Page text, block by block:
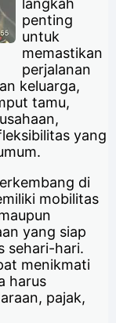
langkah
penting
untuk
memastikan
perjalanan
keluarga,
tamu,
yang
di
mobilitas
yang siap
sehari-hari.
menikmati
harus
pajak,